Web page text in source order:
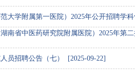
大学附属第一医院）2025年公开招聘学
南省中医药研究院附属医院）2025年第
员招聘公告（七） [2025-09-22]